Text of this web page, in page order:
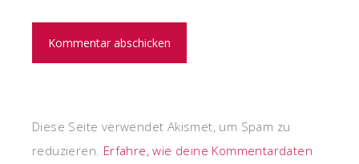
Diese Seite verwendet Akismet, um Spam zu
reduzieren. Erfahre, wie deine Kommentardaten